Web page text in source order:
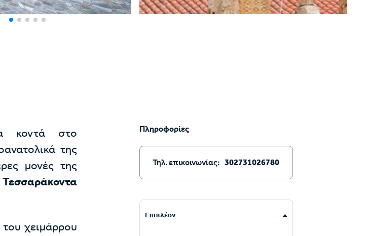
κοντά στο
της
μονές της
χειμάρρου
Πληροφορίες
Τηλ. επικοινωνίας: 302731026780
Επιπλέον